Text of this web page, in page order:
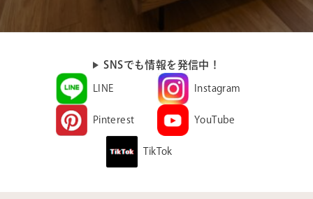
SNSでも情報を発信中！
LINE Instagram
Pinterest YouTube
TikTok